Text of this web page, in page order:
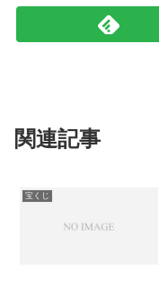
関連記事
宝くじ